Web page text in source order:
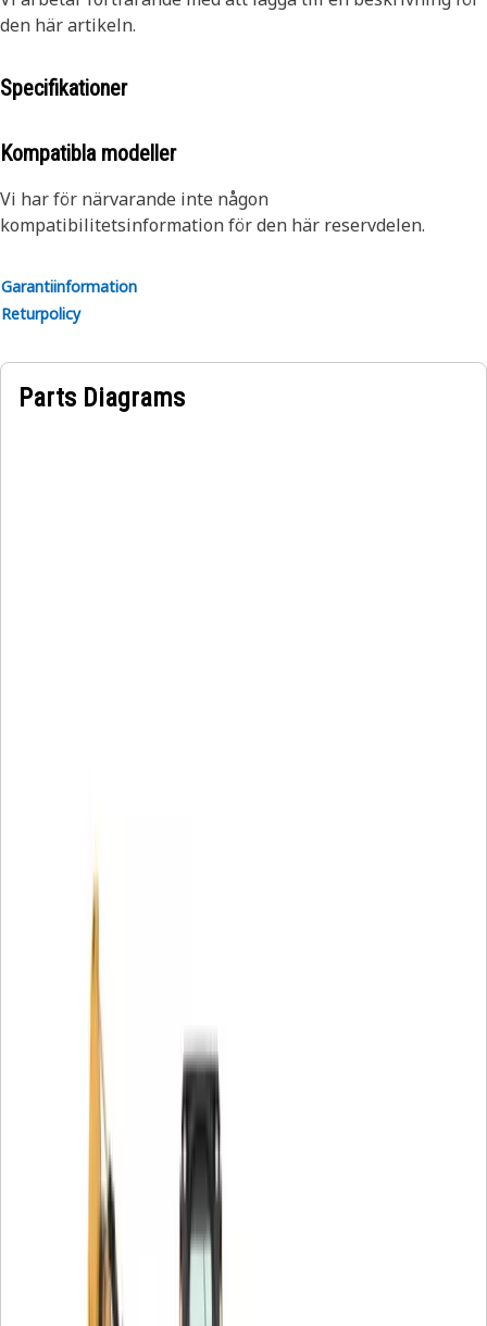
den här artikeln.
Specifikationer
Kompatibla modeller
Vi har för närvarande inte någon
kompatibilitetsinformation för den här reservdelen.
Garantiinformation
Returpolicy
Parts Diagrams